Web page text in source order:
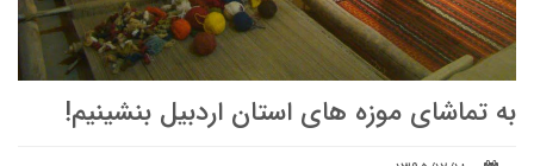
به تماشای موزه های استان اردبیل بنشینیم!